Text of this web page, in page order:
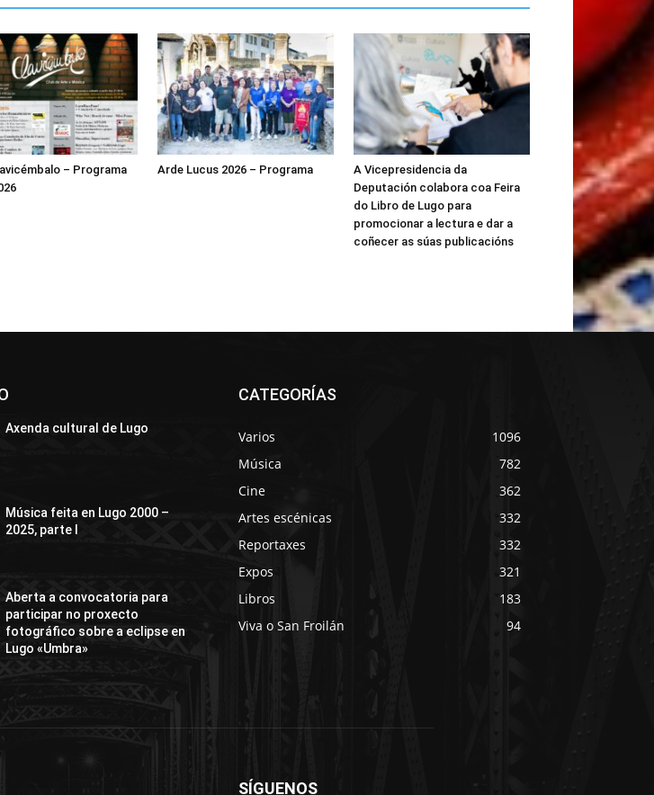
– Programa
Arde Lucus 2026 – Programa
A Vicepresidencia da
Deputación colabora coa Feira
do Libro de Lugo para
promocionar a lectura e dar a
coñecer as súas publicacións
Axenda cultural de Lugo
Música feita en Lugo 2000 –
2025, parte I
Aberta a convocatoria para
participar no proxecto
fotográfico sobre a eclipse en
Lugo «Umbra»
CATEGORÍAS
Varios
1096
Música
782
Cine
362
Artes escénicas
332
Reportaxes
332
Expos
321
Libros
183
Viva o San Froilán
94
SÍGUENOS